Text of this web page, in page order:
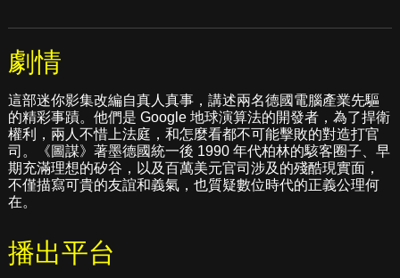
劇情
這部迷你影集改編自真人真事，講述兩名德國電腦產業先驅
的精彩事蹟。他們是 Google 地球演算法的開發者，為了捍衛
權利，兩人不惜上法庭，和怎麼看都不可能擊敗的對造打官
司。《圖謀》著墨德國統一後 1990 年代柏林的駭客圈子、早
期充滿理想的矽谷，以及百萬美元官司涉及的殘酷現實面，
不僅描寫可貴的友誼和義氣，也質疑數位時代的正義公理何
在。
播出平台